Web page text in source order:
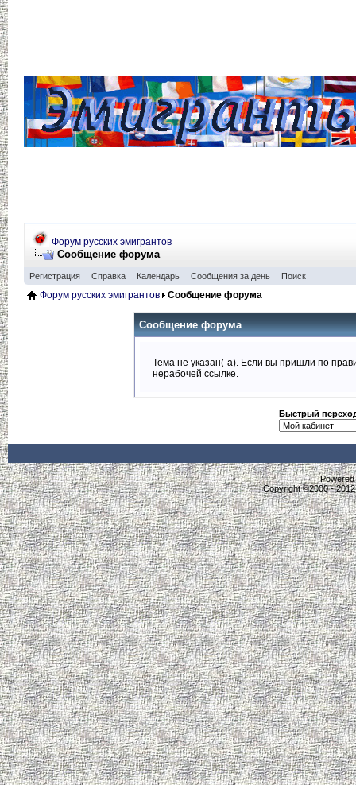
Форум русских эмигрантов
Сообщение форума
Регистрация Справка Календарь Сообщения за день Поиск
Форум русских эмигрантов Сообщение форума
Сообщение форума
Тема не указан(-а). Если вы пришли по
нерабочей ссылке.
Быстрый
Powered
Copyright ©2000 -